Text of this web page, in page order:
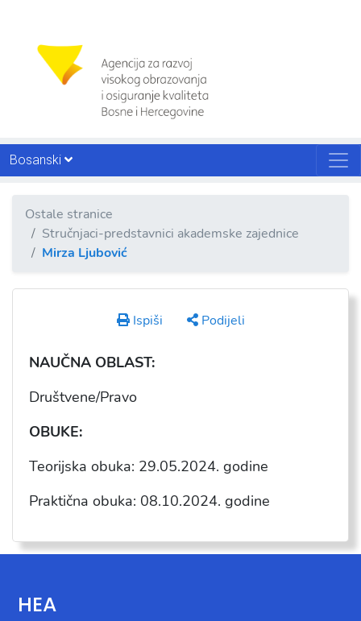
Bosanski
Ostale stranice
Stručnjaci-predstavnici akademske zajednice
Mirza Ljubović
Ispiši Podijeli
NAUČNA OBLAST:
Društvene/Pravo
OBUKE:
Teorijska obuka: 29.05.2024. godine
Praktična obuka: 08.10.2024. godine
HEA